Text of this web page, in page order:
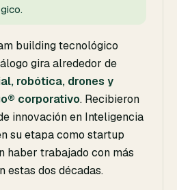
building tecnológico
gira alrededor de
robótica, drones y
corporativo. Recibieron
innovación en Inteligencia
su etapa como startup
haber trabajado con más
estas dos décadas.